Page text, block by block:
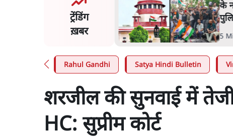
ट्रेंडिंग
ख़बर
के नाम पर आक्रामकता न दिखाए
पुलिस, जेन जी को सुने': SC
5 Min.देश
Rahul Gandhi Satya Hindi Bulletin
शरजील की सुनवाई में तेजी
HC: सुप्रीम कोर्ट